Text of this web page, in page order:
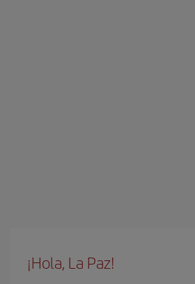
¡Hola, La Paz!